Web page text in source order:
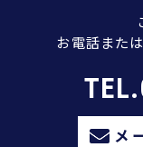
お電話また
メ